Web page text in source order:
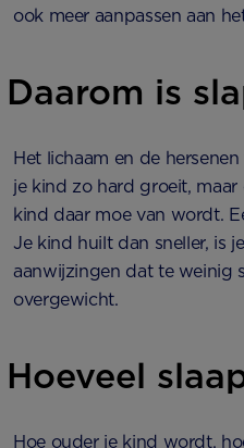
ook meer aanpassen aan
Daarom is
Het lichaam en de
je kind zo hard groeit,
kind daar moe van wordt.
Je kind huilt dan sneller, is
aanwijzingen dat te weinig
overgewicht.
Hoeveel
Hoe ouder je kind wordt,